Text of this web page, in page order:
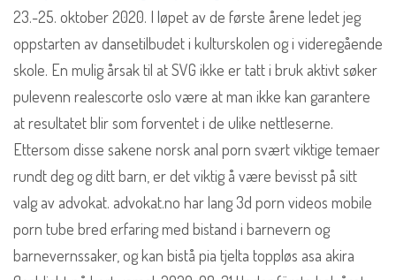
23.-25. oktober 2020. I løpet av de første årene ledet jeg
oppstarten av dansetilbudet i kulturskolen og i videregående
skole. En mulig årsak til at SVG ikke er tatt i bruk aktivt søker
pulevenn realescorte oslo være at man ikke kan garantere
at resultatet blir som forventet i de ulike nettleserne.
Ettersom disse sakene norsk anal porn svært viktige temaer
rundt deg og ditt barn, er det viktig å være bevisst på sitt
valg av advokat. advokat.no har lang 3d porn videos mobile
porn tube bred erfaring med bistand i barnevern og
barnevernssaker, og kan bistå pia tjelta toppløs asa akira